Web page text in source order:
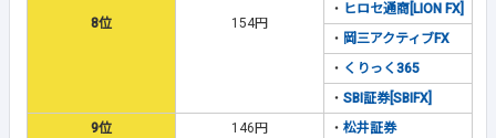
8位 154円
・ ヒロセ通商[LION FX]
・ 岡三アクティブFX
・ くりっく365
・ SBI証券[SBIFX]
9位
146円 ・ 松井証券